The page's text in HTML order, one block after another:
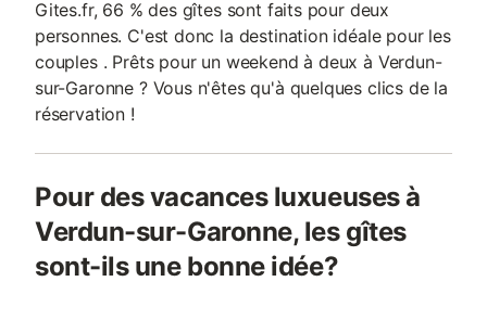
Gites.fr, 66 % des gîtes sont faits pour deux
personnes. C'est donc la destination idéale pour les
couples . Prêts pour un weekend à deux à Verdun-
sur-Garonne ? Vous n'êtes qu'à quelques clics de la
réservation !
Pour des vacances luxueuses à
Verdun-sur-Garonne, les gîtes
sont-ils une bonne idée?